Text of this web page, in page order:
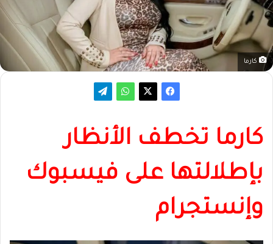
كارما
كارما تخطف الأنظار
بإطلالتها على فيسبوك
وإنستجرام